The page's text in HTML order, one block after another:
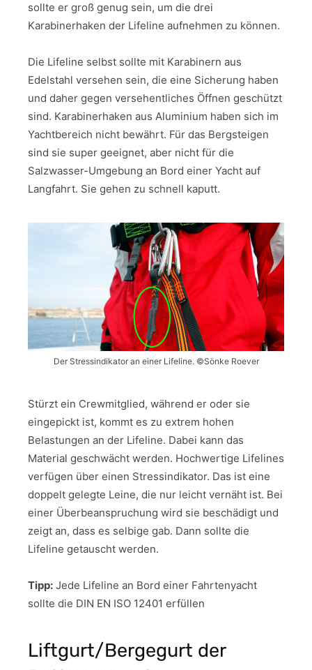
sollte er groß genug sein, um die drei
Karabinerhaken der Lifeline aufnehmen zu können.
Die Lifeline selbst sollte mit Karabinern aus
Edelstahl versehen sein, die eine Sicherung haben
und daher gegen versehentliches Öffnen geschützt
sind. Karabinerhaken aus Aluminium haben sich im
Yachtbereich nicht bewährt. Für das Bergsteigen
sind sie super geeignet, aber nicht für die
Salzwasser-Umgebung an Bord einer Yacht auf
Langfahrt. Sie gehen zu schnell kaputt.
Der Stressindikator an einer Lifeline. ©Sönke Roever
Stürzt ein Crewmitglied, während er oder sie
eingepickt ist, kommt es zu extrem hohen
Belastungen an der Lifeline. Dabei kann das
Material geschwächt werden. Hochwertige Lifelines
verfügen über einen Stressindikator. Das ist eine
doppelt gelegte Leine, die nur leicht vernäht ist. Bei
einer Überbeanspruchung wird sie beschädigt und
zeigt an, dass es selbige gab. Dann sollte die
Lifeline getauscht werden.
Tipp: Jede Lifeline an Bord einer Fahrtenyacht
sollte die DIN EN ISO 12401 erfüllen
Liftgurt/Bergegurt der